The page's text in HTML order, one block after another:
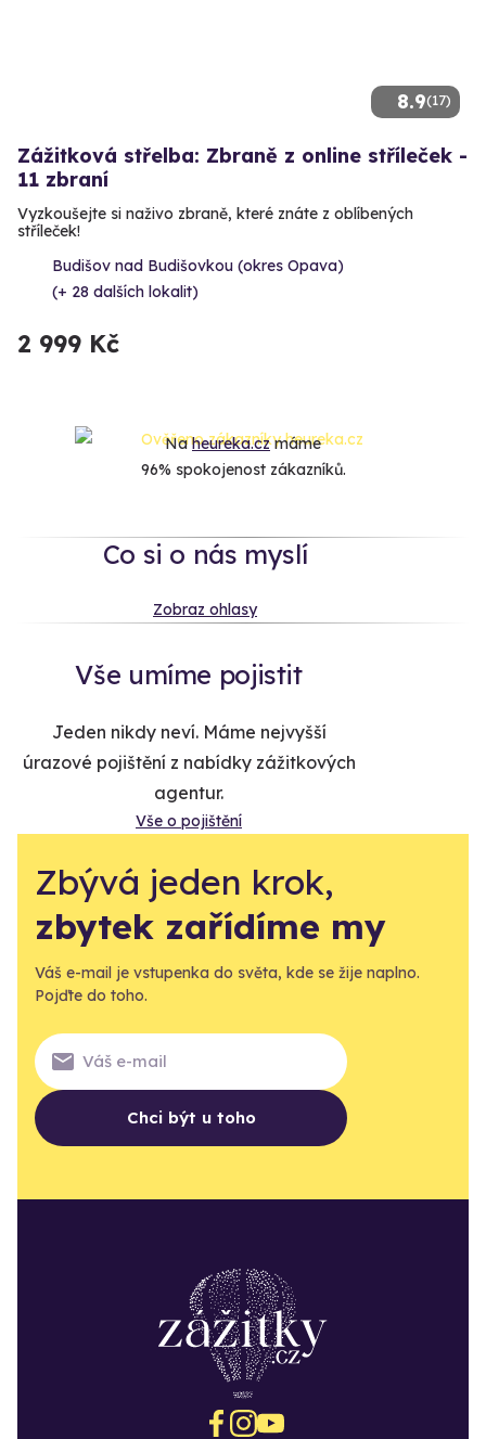
8.9(17)
Zážitková střelba: Zbraně z online stříleček -
11 zbraní
Vyzkoušejte si naživo zbraně, které znáte z oblíbených
stříleček!
Budišov nad Budišovkou (okres Opava)
(+ 28 dalších lokalit)
2 999 Kč
Naheureka.czmáme
96% spokojenost zákazníků.
Co si o nás myslí
Zobraz ohlasy
Vše umíme pojistit
Jeden nikdy neví. Máme nejvyšší
úrazové pojištění z nabídky zážitkových
agentur.
Vše o pojištění
Zbývá jeden krok,
zbytek zařídíme my
Váš e-mail je vstupenka do světa, kde se žije naplno.
Pojďte do toho.
Chci být u toho